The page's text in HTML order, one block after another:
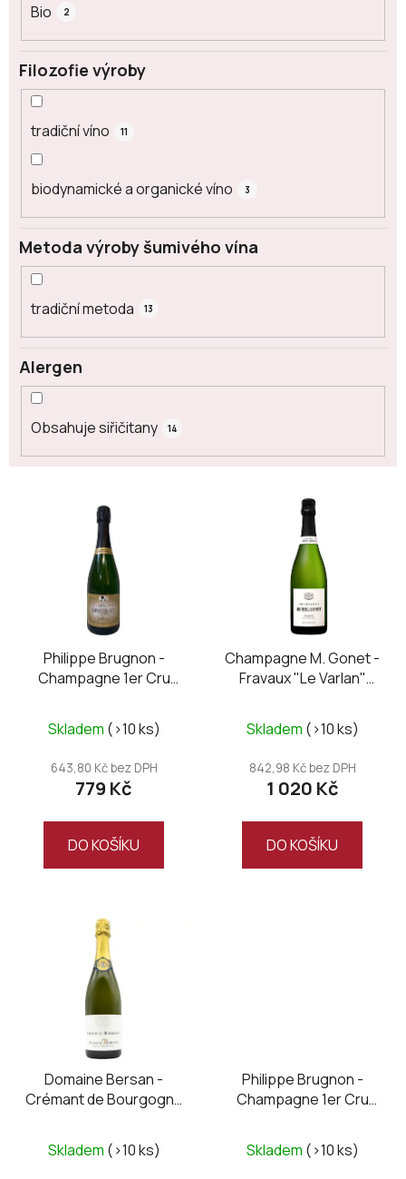
Bio 2
Filozofie výroby
tradiční víno 11
biodynamické a organické víno 3
Metoda výroby šumivého vína
tradiční metoda 13
Alergen
Obsahuje siřičitany 14
Philippe Brugnon -
Champagne 1er Cru
Skladem (>10 ks)
643,80 Kč bez DPH
779 Kč
DO KOŠÍKU
Champagne M. Gonet -
Fravaux "Le Varlan"
brut
hodnocení
produktu
je
z
Skladem (>10 ks)
842,98 Kč bez DPH
1 020 Kč
DO KOŠÍKU
Domaine Bersan -
Crémant de Bourgogne
Skladem (>10 ks)
Philippe Brugnon -
Champagne 1er Cru
Skladem (>10 ks)